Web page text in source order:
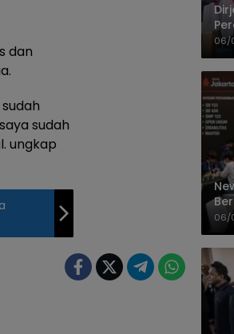
dan
sudah
ungkap
06/
06/